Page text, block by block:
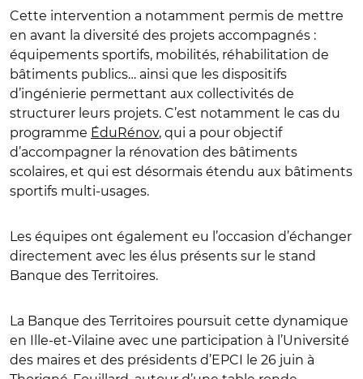
Cette intervention a notamment permis de mettre
en avant la diversité des projets accompagnés :
équipements sportifs, mobilités, réhabilitation de
bâtiments publics… ainsi que les dispositifs
d’ingénierie permettant aux collectivités de
structurer leurs projets. C’est notamment le cas du
programme ÉduRénov, qui a pour objectif
d’accompagner la rénovation des bâtiments
scolaires, et qui est désormais étendu aux bâtiments
sportifs multi-usages.
Les équipes ont également eu l’occasion d’échanger
directement avec les élus présents sur le stand
Banque des Territoires.
La Banque des Territoires poursuit cette dynamique
en Ille-et-Vilaine avec une participation à l’Université
des maires et des présidents d’EPCI le 26 juin à